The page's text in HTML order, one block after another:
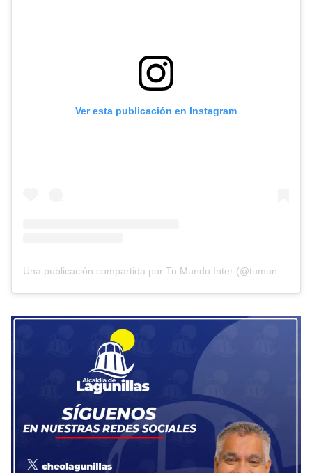
Ver esta publicación en Instagram
Una publicación compartida por Tu Mundo Inter (@tumundointer)